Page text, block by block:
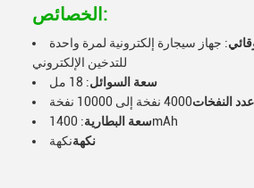
الخصائص:
: جهاز سيجارة إلكترونية لمرة واحدة
للتدخين الإلكتروني
سعة السوائل: 18 مل
عدد النفخات4000 نفخة إلى 10000 نفخة
سعة البطارية: 1400mAh
نكهةنكهة